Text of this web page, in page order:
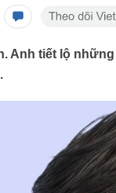
Anh tiết lộ